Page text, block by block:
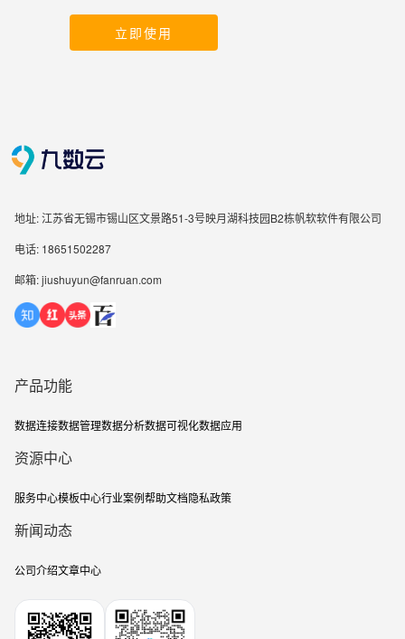
立即使用
地址: 江苏省无锡市锡山区文景路51-3号映月湖科技园B2栋帆软软件有限公司
电话: 18651502287
邮箱: jiushuyun@fanruan.com
产品功能
数据连接数据管理数据分析数据可视化数据应用
资源中心
服务中心模板中心行业案例帮助文档隐私政策
新闻动态
公司介绍文章中心